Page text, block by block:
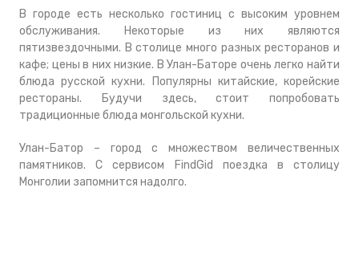
В городе есть несколько гостиниц с высоким уровнем
обслуживания. Некоторые из них являются
пятизвездочными. В столице много разных ресторанов и
кафе; цены в них низкие. В Улан-Баторе очень легко найти
блюда русской кухни. Популярны китайские, корейские
рестораны. Будучи здесь, стоит попробовать
традиционные блюда монгольской кухни.
Улан-Батор – город с множеством величественных
памятников. С сервисом FindGid поездка в столицу
Монголии запомнится надолго.